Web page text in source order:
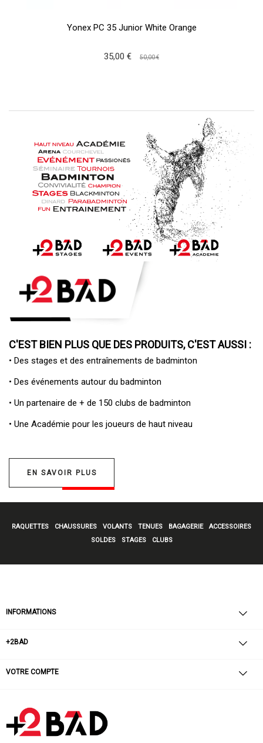
Yonex PC 35 Junior White Orange
35,00 € 50,00 €
C'EST BIEN PLUS QUE DES PRODUITS, C'EST AUSSI :
• Des stages et des entraînements de badminton
• Des événements autour du badminton
• Un partenaire de + de 150 clubs de badminton
• Une Académie pour les joueurs de haut niveau
EN SAVOIR PLUS
RAQUETTES CHAUSSURES VOLANTS TENUES BAGAGERIE
ACCESSOIRES
SOLDES
STAGES CLUBS
INFORMATIONS
+2BAD
VOTRE COMPTE